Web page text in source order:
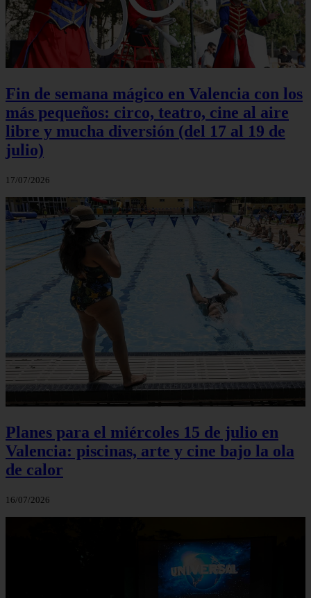
Fin de semana mágico en Valencia con los
más pequeños: circo, teatro, cine al aire
libre y mucha diversión (del 17 al 19 de
julio)
17/07/2026
Planes para el miércoles 15 de julio en
Valencia: piscinas, arte y cine bajo la ola
de calor
16/07/2026